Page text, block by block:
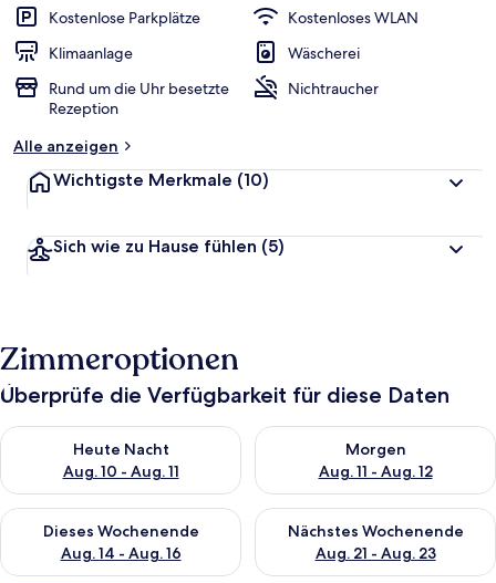
Kostenlose Parkplätze
Kostenloses WLAN
Klimaanlage
Wäscherei
Rund um die Uhr besetzte
Rezeption
Nichtraucher
Alle anzeigen
Wichtigste Merkmale (10)
Sich wie zu Hause fühlen (5)
Zimmeroptionen
Überprüfe die Verfügbarkeit für diese Daten
Heute Nacht
Aug. 10 - Aug. 11
Überprüfe die Verfügbarkeit für heute Nacht, Aug. 10 - Aug.
Morgen
Aug. 11 - Aug. 12
Überprüfe die Verfügbarkeit
Dieses Wochenende
Aug. 14 - Aug. 16
Überprüfe die Verfügbarkeit für dieses Wochenende, Aug. 14
Nächstes Wochenende
Aug. 21 - Aug. 23
Überprüfe die Verfügbarkeit